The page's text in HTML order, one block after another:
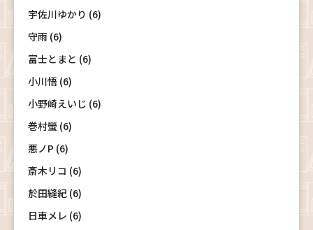
宇佐川ゆかり (6)
守雨 (6)
富士とまと (6)
小川悟 (6)
小野崎えいじ (6)
巻村螢 (6)
悪ノP (6)
斎木リコ (6)
於田縫紀 (6)
日車メレ (6)